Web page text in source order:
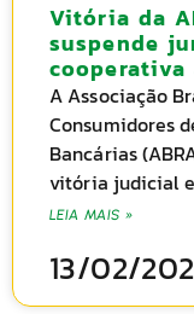
Vitória da
suspende
A Associação
Consumidores
Bancárias
vitória judicial
LEIA MAIS »
13/02/